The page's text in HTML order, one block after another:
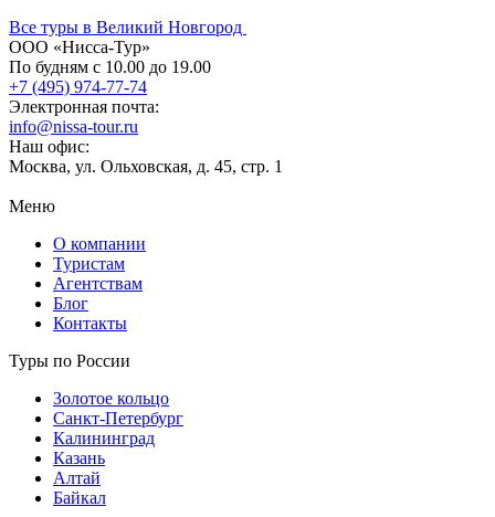
Все туры в Великий Новгород
ООО «Нисса-Тур»
По будням с 10.00 до 19.00
+7 (495) 974-77-74
Электронная почта:
info@nissa-tour.ru
Наш офис:
Москва, ул. Ольховская, д. 45, стр. 1
Меню
О компании
Туристам
Агентствам
Блог
Контакты
Туры по России
Золотое кольцо
Санкт-Петербург
Калининград
Казань
Алтай
Байкал